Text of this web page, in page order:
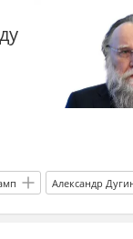
Александр
СВО экономика